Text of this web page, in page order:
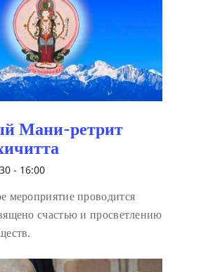
Мани-ретрит
- 16:00
мероприятие проводится
счастью и просветлению